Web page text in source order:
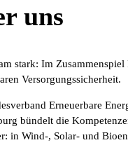
uns
stark: Im Zusammenspiel
Versorgungssicherheit.
Erneuerbare
bündelt die
in Wind-, Solar- und